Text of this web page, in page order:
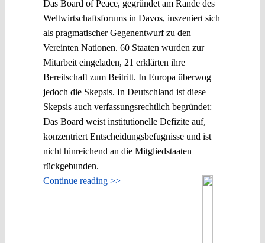
Das Board of Peace, gegründet am Rande des
Weltwirtschaftsforums in Davos, inszeniert sich
als pragmatischer Gegenentwurf zu den
Vereinten Nationen. 60 Staaten wurden zur
Mitarbeit eingeladen, 21 erklärten ihre
Bereitschaft zum Beitritt. In Europa überwog
jedoch die Skepsis. In Deutschland ist diese
Skepsis auch verfassungsrechtlich begründet:
Das Board weist institutionelle Defizite auf,
konzentriert Entscheidungsbefugnisse und ist
nicht hinreichend an die Mitgliedstaaten
rückgebunden.
Continue reading >>